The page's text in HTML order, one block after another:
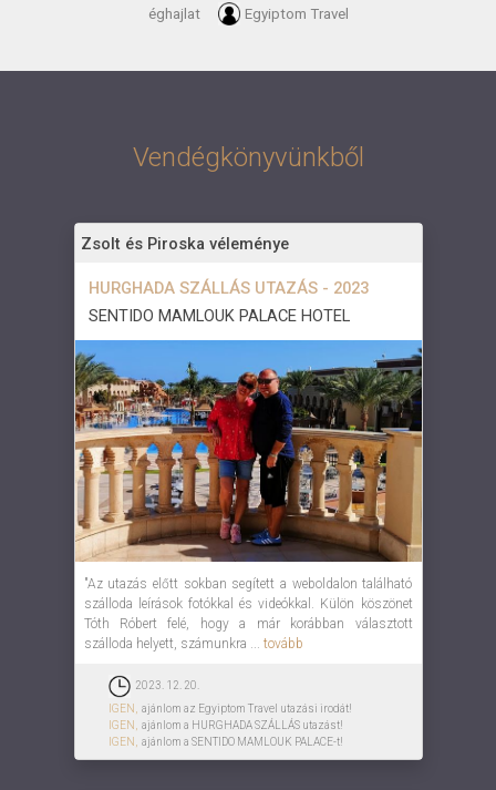
éghajlat
Egyiptom Travel
Vendégkönyvünkből
Zsolt és Piroska véleménye
HURGHADA SZÁLLÁS UTAZÁS - 2023
SENTIDO MAMLOUK PALACE HOTEL
"Az utazás előtt sokban segített a weboldalon található
szálloda leírások fotókkal és videókkal. Külön köszönet
Tóth Róbert felé, hogy a már korábban választott
szálloda helyett, számunkra ... tovább
2023. 12. 20.
IGEN,
ajánlom az Egyiptom Travel utazási irodát!
IGEN,
ajánlom a HURGHADA SZÁLLÁS utazást!
IGEN,
ajánlom a SENTIDO MAMLOUK PALACE-t!